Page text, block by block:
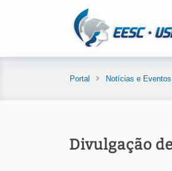
Portal Notícias e Eventos
Divulgação